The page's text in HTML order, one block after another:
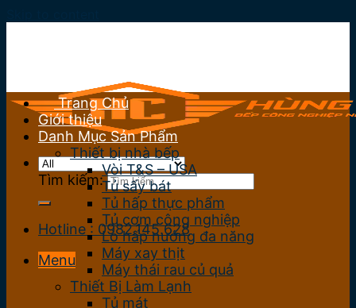
Tìm kiếm:
Hotline : 0982.145.628
Menu
Trang Chủ
Giới thiệu
Danh Mục Sản Phẩm
Thiết bị nhà bếp
Vòi T&S – USA
Tủ sấy bát
Tủ hấp thực phẩm
Tủ cơm công nghiệp
Lò hấp nướng đa năng
Máy xay thịt
Máy thái rau củ quả
Thiết Bị Làm Lạnh
Tủ mát